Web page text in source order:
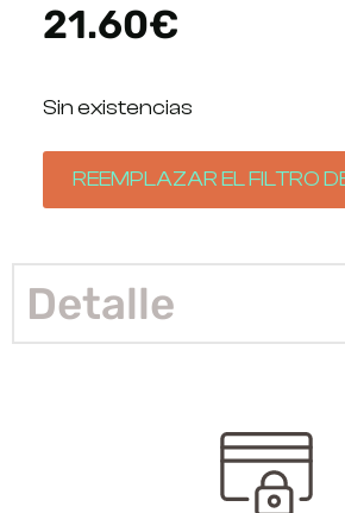
21.60€
Sin existencias
REEMPLAZAR EL FILTRO
Detalle